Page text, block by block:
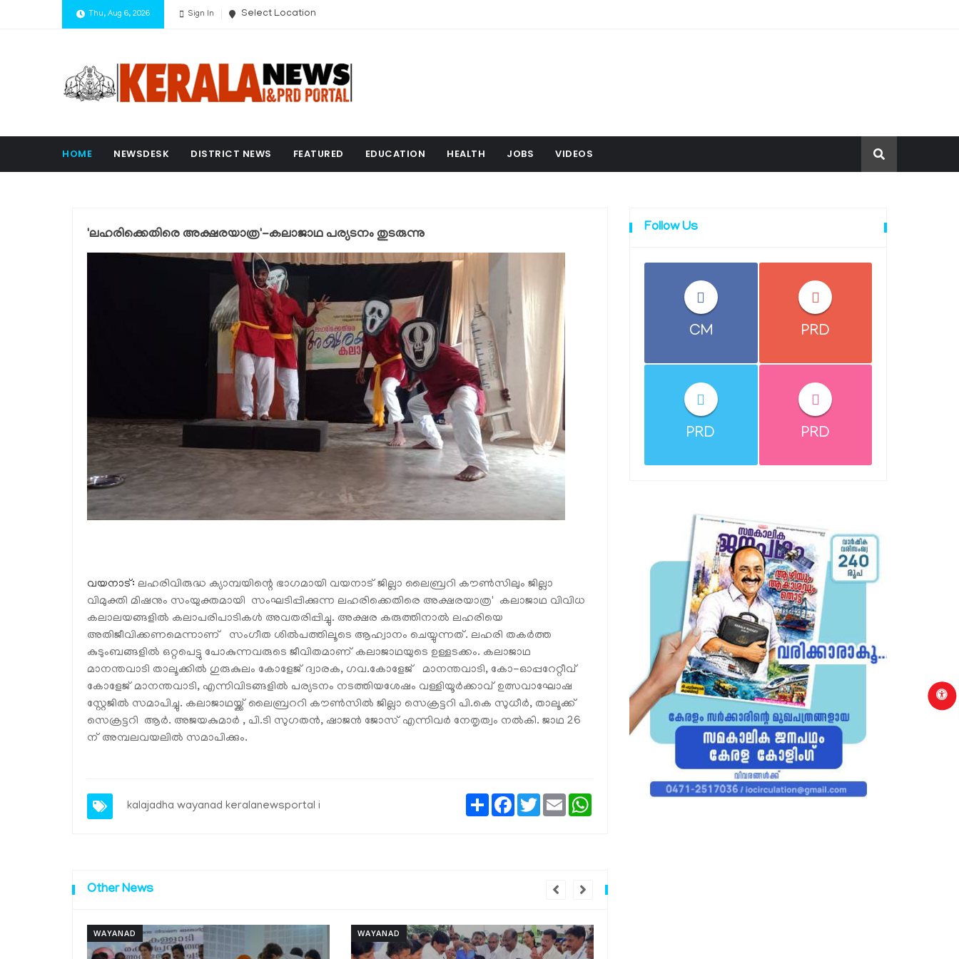
Thu, Aug 6, 2026 Sign In Select Location
HOME NEWSDESK DISTRICT NEWS FEATURED EDUCATION HEALTH JOBS VIDEOS
'ലഹരിക്കെതിരെ അക്ഷരയാത്ര'-കലാജാഥ പര്യടനം തുടരുന്നു
വയനാട്: ലഹരിവിരുദ്ധ ക്യാമ്പയിന്റെ ഭാഗമായി വയനാട് ജില്ലാ ലൈബ്രറി കൗണ്‍സിലും ജില്ലാ
വിമുക്തി മിഷനും സംയുക്തമായി സംഘടിപ്പിക്കുന്ന ലഹരിക്കെതിരെ അക്ഷരയാത്ര' കലാജാഥ വിവിധ
കലാലയങ്ങളില്‍ കലാപരിപാടികള്‍ അവതരിപ്പിച്ചു. അക്ഷര കരുത്തിനാല്‍ ലഹരിയെ
അതിജീവിക്കണമെന്നാണ് സംഗീത ശില്‍പത്തിലൂടെ ആഹ്വാനം ചെയ്യുന്നത്. ലഹരി തകര്‍ത്ത
കുടുംബങ്ങളില്‍ ഒറ്റപെട്ടു പോകുന്നവരുടെ ജീവിതമാണ് കലാജാഥയുടെ ഉള്ളടക്കം. കലാജാഥ
മാനന്തവാടി താലൂക്കില്‍ ഗുരുകുലം കോളേജ് ദ്വാരക, ഗവ.കോളേജ് മാനന്തവാടി, കോ-ഓപ്പറേറ്റീവ്
കോളേജ് മാനന്തവാടി, എന്നിവിടങ്ങളില്‍ പര്യടനം നടത്തിയശേഷം വള്ളിയൂര്‍ക്കാവ് ഉത്സവാഘോഷ
സ്റ്റേജില്‍ സമാപിച്ചു. കലാജാഥയ്ക്ക് ലൈബ്രററി കൗണ്‍സില്‍ ജില്ലാ സെക്രട്ടറി പി.കെ സുധീര്‍, താലൂക്ക്
സെക്രട്ടറി ആര്‍. അജയകുമാര്‍ , പി.ടി സുഗതന്‍, ഷാജന്‍ ജോസ് എന്നിവര്‍ നേതൃത്വം നല്‍കി. ജാഥ 26
ന് അമ്പലവയലില്‍ സമാപിക്കും.
kalajadha wayanad keralanewsportal i
ShareFacebook
TwitterEmail
Other News
WAYANAD WAYANAD
Follow Us
CM PRD
PRD PRD